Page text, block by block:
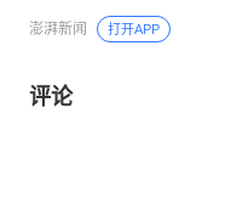
澎湃新闻 打开APP
评论